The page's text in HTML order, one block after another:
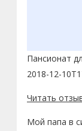
Пансионат
2018-12-
Читать
Мой папа в